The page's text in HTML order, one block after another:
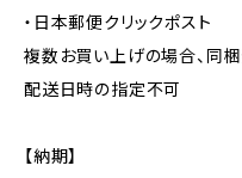
・日本郵便クリックポスト
複数お買い上げの場合、同
配送日時の指定不可
【納期】